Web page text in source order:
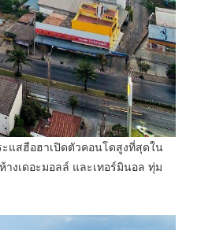
ะแสฮือฮาเปิดตัวคอนโดสูงที่สุดใน
งเดอะมอลล์ และเทอร์มินอล ทุ่ม